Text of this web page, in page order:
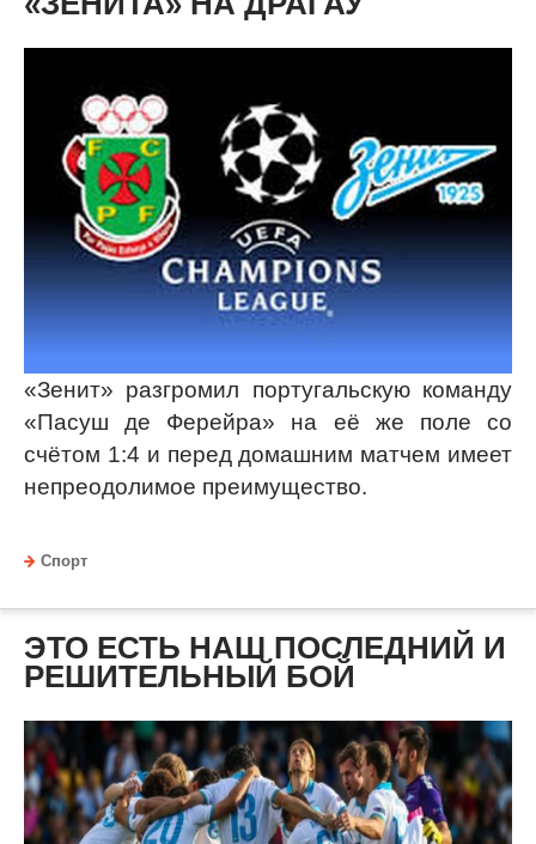
«Зенит» разгромил португальскую команду
«Пасуш де Ферейра» на её же поле со
счётом 1:4 и перед домашним матчем имеет
непреодолимое преимущество.
Спорт
ЭТО ЕСТЬ НАШ ПОСЛЕДНИЙ И
РЕШИТЕЛЬНЫЙ БОЙ